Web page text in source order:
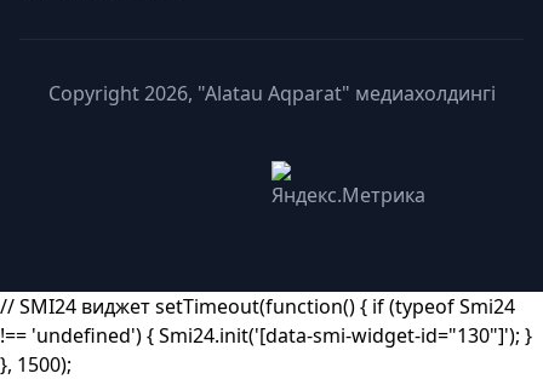
Copyright 2026, "Alatau Aqparat" медиахолдингі
// SMI24 виджет setTimeout(function() { if (typeof Smi24
!== 'undefined') { Smi24.init('[data-smi-widget-id="130"]'); }
}, 1500);